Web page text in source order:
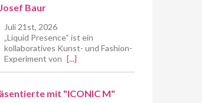
Baur
Juli 21st, 2026
„Liquid Presence“ ist ein
kollaboratives Kunst- und Fashion-
Experiment von [...]
mit "ICONIC M"